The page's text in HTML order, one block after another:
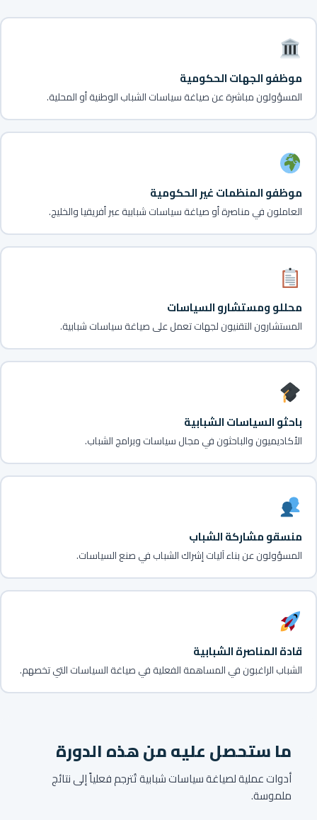
موظفو الجهات الحكومية
المسؤولون مباشرة عن صياغة سياسات الشباب الوطنية أو المحلية.
موظفو المنظمات غير الحكومية
العاملون في مناصرة أو صياغة سياسات شبابية عبر أفريقيا والخليج.
محللو ومستشارو السياسات
المستشارون التقنيون لجهات تعمل على صياغة سياسات شبابية.
باحثو السياسات الشبابية
الأكاديميون والباحثون في مجال سياسات وبرامج الشباب.
منسقو مشاركة الشباب
المسؤولون عن بناء آليات إشراك الشباب في صنع السياسات.
قادة المناصرة الشبابية
الشباب الراغبون في المساهمة الفعلية في صياغة السياسات التي تخصهم.
ما ستحصل عليه من هذه الدورة
أدوات عملية لصياغة سياسات شبابية تُترجم فعلياً إلى نتائج
ملموسة.